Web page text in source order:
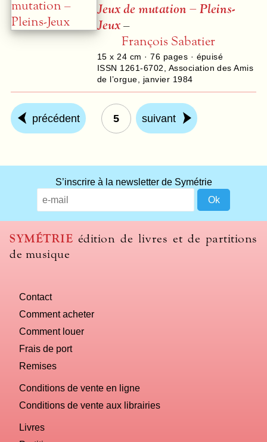
Jeux de mutation – Pleins-
Jeux–
François Sabatier
15 x 24 cm ·76 pages · épuisé
ISSN 1261-6702, Association des Amis
de l’orgue, janvier 1984
précédent 5 suivant
we
to
name
S’inscrire à la newsletter de Symétrie
SYMÉTRIE édition de livres et de partitions
de musique
Contact
Comment acheter
Comment louer
Frais de port
Remises
Conditions de vente en ligne
Conditions de vente aux librairies
Livres